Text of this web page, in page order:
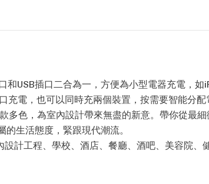
USB插口二合為一，方便為小型電器充電，如
電，也可以同時充兩個裝置，按需要智能分配
多色，為室內設計帶來無盡的新意。帶你從最
生活態度，緊跟現代潮流。
計工程、學校、酒店、餐廳、酒吧、美容院、